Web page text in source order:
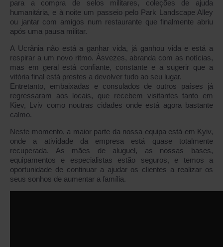
para a compra de selos militares, coleções de ajuda
humanitária, e à noite um passeio pelo Park Landscape Alley
ou jantar com amigos num restaurante que finalmente abriu
após uma pausa militar.
A Ucrânia não está a ganhar vida, já ganhou vida e está a
respirar a um novo ritmo. Àsvezes, abranda com as notícias,
mas em geral está confiante, constante e a sugerir que a
vitória final está prestes a devolver tudo ao seu lugar.
Entretanto, embaixadas e consulados de outros países já
regressaram aos locais, que recebem visitantes tanto em
Kiev, Lviv como noutras cidades onde está agora bastante
calmo.
Neste momento, a maior parte da nossa equipa está em Kyiv,
onde a atividade da empresa está quase totalmente
recuperada. As mães de aluguel, as nossas bases,
equipamentos e especialistas estão seguros, e temos a
oportunidade de continuar a ajudar os clientes a realizar os
seus sonhos de aumentar a família.